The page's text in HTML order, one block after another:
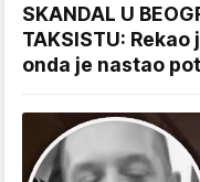
SKANDAL U
TAKSISTU:
onda je nastao